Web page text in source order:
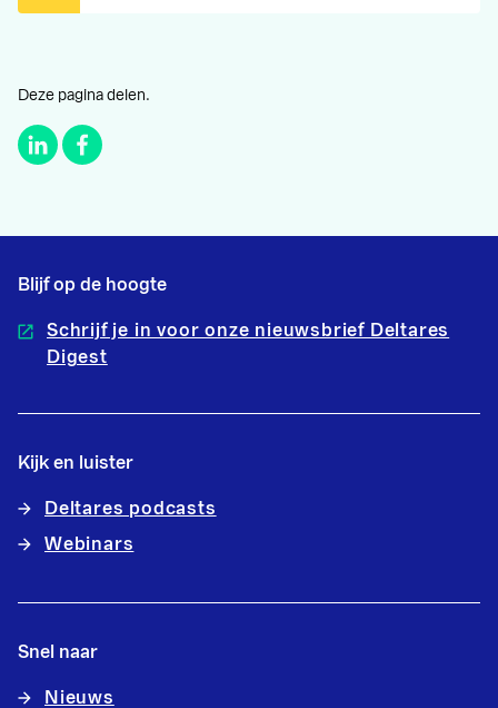
Deze pagina delen.
Blijf op de hoogte
Schrijf je in voor onze nieuwsbrief Deltares
Digest
Kijk en luister
Deltares podcasts
Webinars
Snel naar
Nieuws